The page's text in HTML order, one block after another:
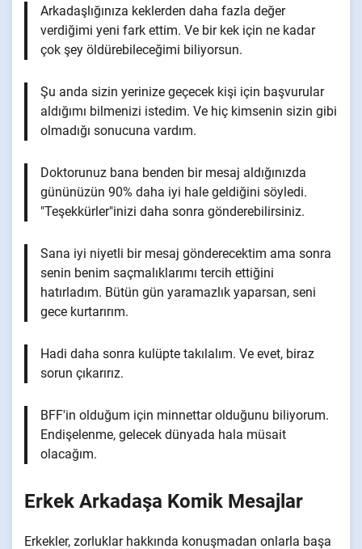
Arkadaşlığınıza keklerden daha fazla değer
verdiğimi yeni fark ettim. Ve bir kek için ne kadar
çok şey öldürebileceğimi biliyorsun.
Şu anda sizin yerinize geçecek kişi için başvurular
aldığımı bilmenizi istedim. Ve hiç kimsenin sizin gibi
olmadığı sonucuna vardım.
Doktorunuz bana benden bir mesaj aldığınızda
gününüzün 90% daha iyi hale geldiğini söyledi.
"Teşekkürler"inizi daha sonra gönderebilirsiniz.
Sana iyi niyetli bir mesaj gönderecektim ama sonra
senin benim saçmalıklarımı tercih ettiğini
hatırladım. Bütün gün yaramazlık yaparsan, seni
gece kurtarırım.
Hadi daha sonra kulüpte takılalım. Ve evet, biraz
sorun çıkarırız.
BFF'in olduğum için minnettar olduğunu biliyorum.
Endişelenme, gelecek dünyada hala müsait
olacağım.
Erkek Arkadaşa Komik Mesajlar
Erkekler, zorluklar hakkında konuşmadan onlarla başa